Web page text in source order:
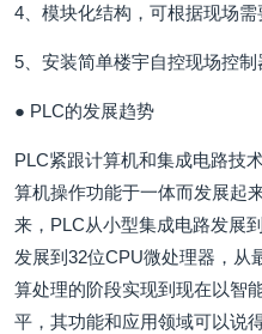
4、模块化结构，可根据现场需
5、安装简单楼宇自控现场控制
● PLC的发展趋势
PLC紧跟计算机和集成电路技
算机操作功能于一体而发展起
来，PLC从小型集成电路发展
发展到32位CPU微处理器，从
算处理的阶段实现到现在以智
平，其功能和应用领域可以说